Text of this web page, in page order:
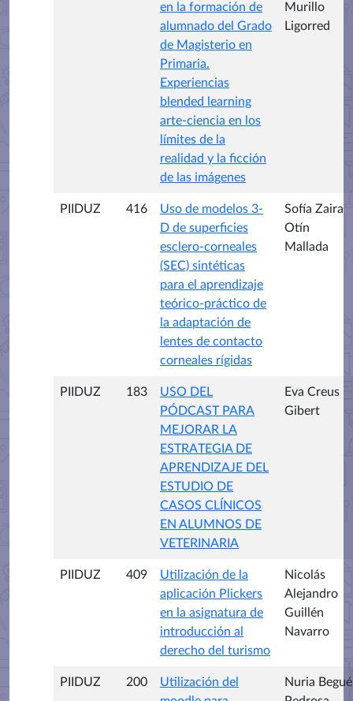
en la formación de
alumnado del Grado
de Magisterio en
Primaria.
Experiencias
blended learning
arte-ciencia en los
límites de la
realidad y la ficción
de las imágenes
Murillo
Ligorred
PIIDUZ 416
Uso de modelos 3-
D de superficies
esclero-corneales
(SEC) sintéticas
para el aprendizaje
teórico-práctico de
la adaptación de
lentes de contacto
corneales rígidas
Sofía Zaira
Otín
Mallada
PIIDUZ 183
USO DEL
PÓDCAST PARA
MEJORAR LA
ESTRATEGIA DE
APRENDIZAJE DEL
ESTUDIO DE
CASOS CLÍNICOS
EN ALUMNOS DE
VETERINARIA
Eva Creus
Gibert
PIIDUZ 409
Utilización de la
aplicación Plickers
en la asignatura de
introducción al
derecho del turismo
Nicolás
Alejandro
Guillén
Navarro
PIIDUZ 200
Utilización del
Nuria Begué